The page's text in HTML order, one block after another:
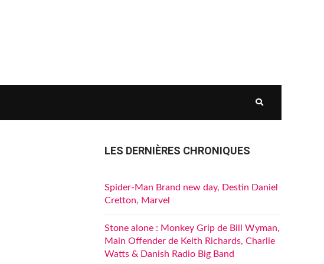
LES DERNIÈRES CHRONIQUES
Spider-Man Brand new day, Destin Daniel
Cretton, Marvel
Stone alone : Monkey Grip de Bill Wyman,
Main Offender de Keith Richards, Charlie
Watts & Danish Radio Big Band